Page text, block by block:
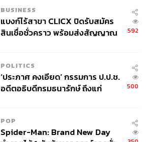
BUSINESS
แบงก์ไร้สาขา CLICX ปิดรับสมัคร
สินเชื่อชั่วคราว พร้อมส่งสัญญาณ
592
POLITICS
‘ประภาศ คงเอียด’ กรรมการ ป.ป.ช.
อดีตอธิบดีกรมธนารักษ์ ถึงแก่
500
POP
Spider-Man: Brand New Day